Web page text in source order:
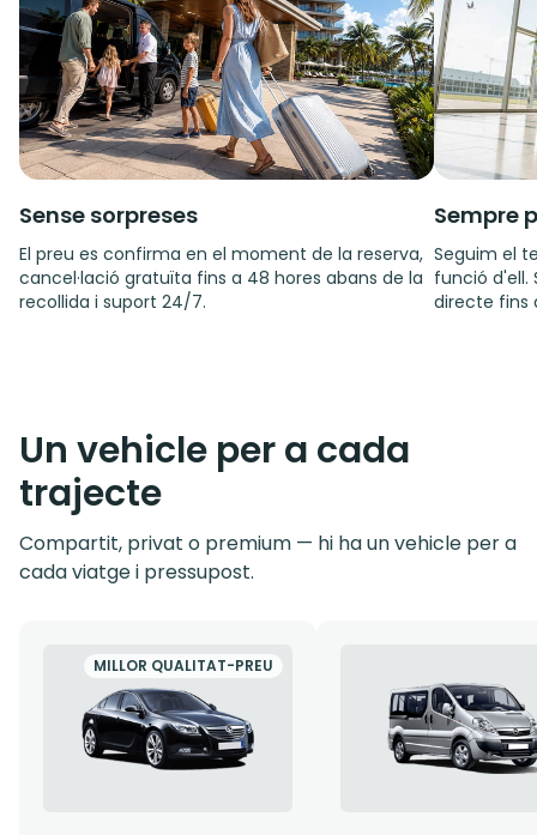
Sense sorpreses
El preu es confirma en el moment de la reserva,
cancel·lació gratuïta fins a 48 hores abans de la
recollida i suport 24/7.
Sempre
Seguim el
funció d'ell.
directe fins
Un vehicle per a cada
trajecte
Compartit, privat o premium — hi ha un vehicle per a
cada viatge i pressupost.
MILLOR QUALITAT-PREU